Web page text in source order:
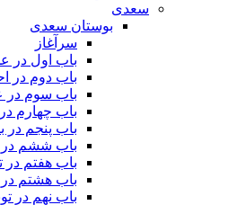
سعدی
بوستان سعدی
سرآغاز
باب اول در
باب دوم در
باب سوم
باب چهارم
باب پنجم در
باب ششم در
باب هفتم در
باب هشتم
باب نهم در